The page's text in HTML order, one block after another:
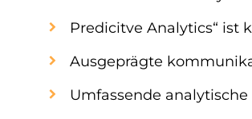
Predicitve Analytics“ ist
Ausgeprägte
Umfassende